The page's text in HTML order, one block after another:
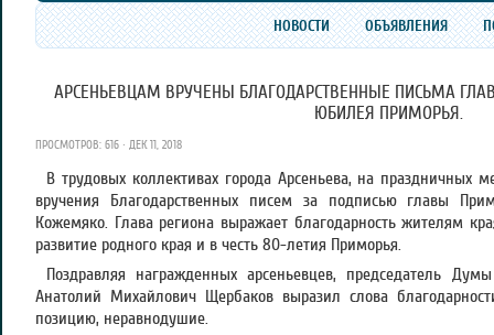
НОВОСТИ ОБЪЯВЛЕНИЯ
АРСЕНЬЕВЦАМ ВРУЧЕНЫ БЛАГОДАРСТВЕННЫЕ ПИСЬМА
ЮБИЛЕЯ ПРИМОРЬЯ.
ПРОСМОТРОВ: 616 · ДЕК 11, 2018
В трудовых коллективах города Арсеньева, на праздничных
вручения Благодарственных писем за подписью главы
Кожемяко. Глава региона выражает благодарность жителям
развитие родного края и в честь 80-летия Приморья.
Поздравляя награжденных арсеньевцев, председатель Думы
Анатолий Михайлович Щербаков выразил слова
позицию, неравнодушие.